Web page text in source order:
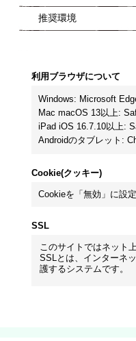
推奨環境
利用ブラウザについて
Windows: Microsoft
Mac macOS 13以上:
iPad iOS 16.7.10以上:
Androidのタブレット :
Cookie(クッキー)
Cookieを「無効」に設
SSL
このサイトではネット
SSLとは、インターネ
護するシステムです。